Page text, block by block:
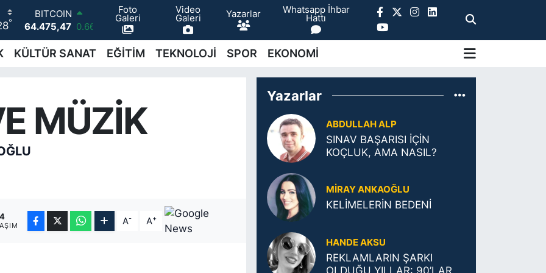
°
BITCOIN
64.475,47 0.66
DOLAR
47,5986 0.06
0.21
GRAM ALTIN
6518.23
0.39
Foto
Galeri
Video
Galeri Yazarlar Whatsapp İhbar
Hattı
KÜLTÜR SANAT EĞİTİM TEKNOLOJİ SPOR EKONOMİ
MÜZİK
A- A+
Yazarlar
ABDULLAH ALP
SINAV BAŞARISI İÇİN
KOÇLUK, AMA NASIL?
MIRAY ANKAOĞLU
KELİMELERİN BEDENİ
HANDE AKSU
REKLAMLARIN ŞARKI
OLDUĞU YILLAR: 90’LAR